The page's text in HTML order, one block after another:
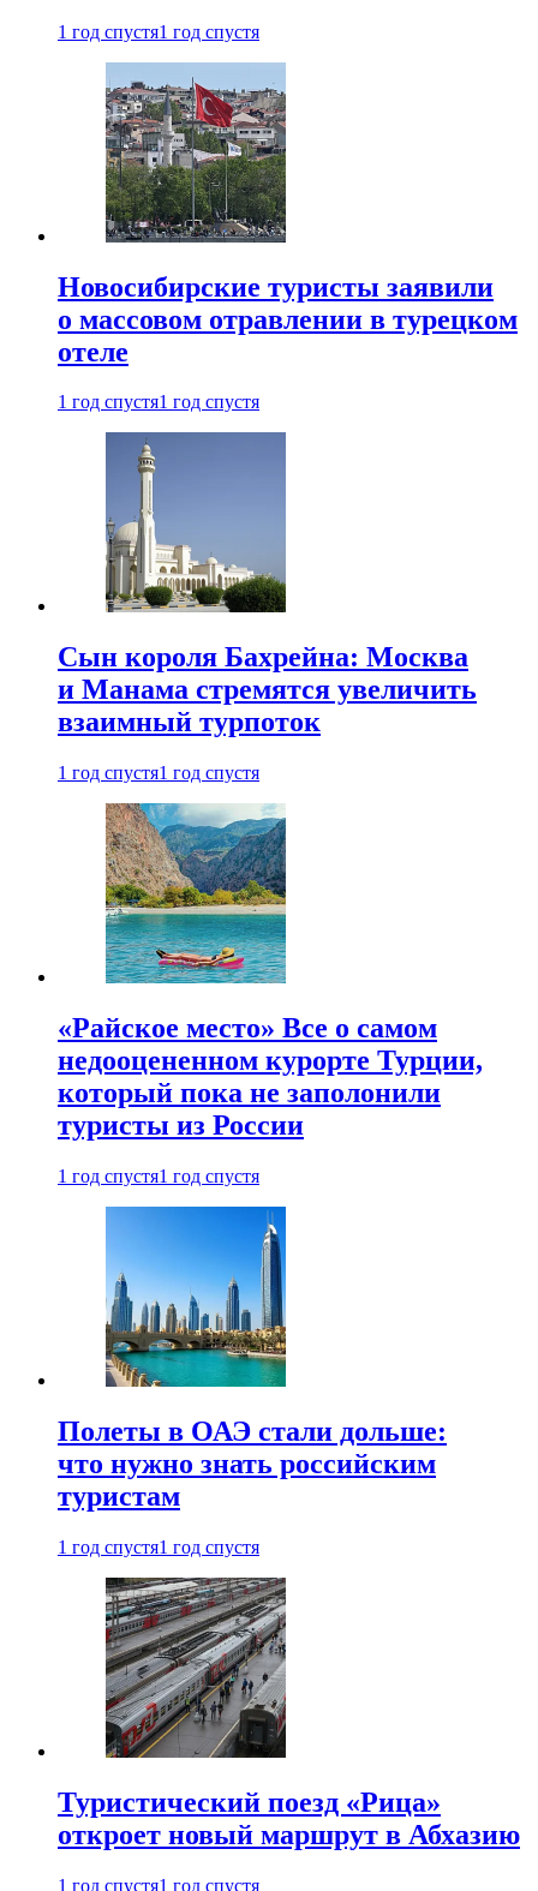
1 год спустя1 год спустя
Новосибирские туристы заявили
о массовом отравлении в турецком
отеле
1 год спустя1 год спустя
Сын короля Бахрейна: Москва
и Манама стремятся увеличить
взаимный турпоток
1 год спустя1 год спустя
«Райское место» Все о самом
недооцененном курорте Турции,
который пока не заполонили
туристы из России
1 год спустя1 год спустя
Полеты в ОАЭ стали дольше:
что нужно знать российским
туристам
1 год спустя1 год спустя
Туристический поезд «Рица»
откроет новый маршрут в Абхазию
1 год спустя1 год спустя